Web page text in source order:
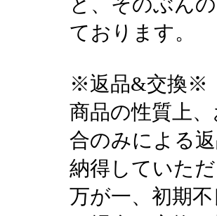
ております。
※返品&交換※
商品の性質上
合のみによる
納得していた
万が一、初期